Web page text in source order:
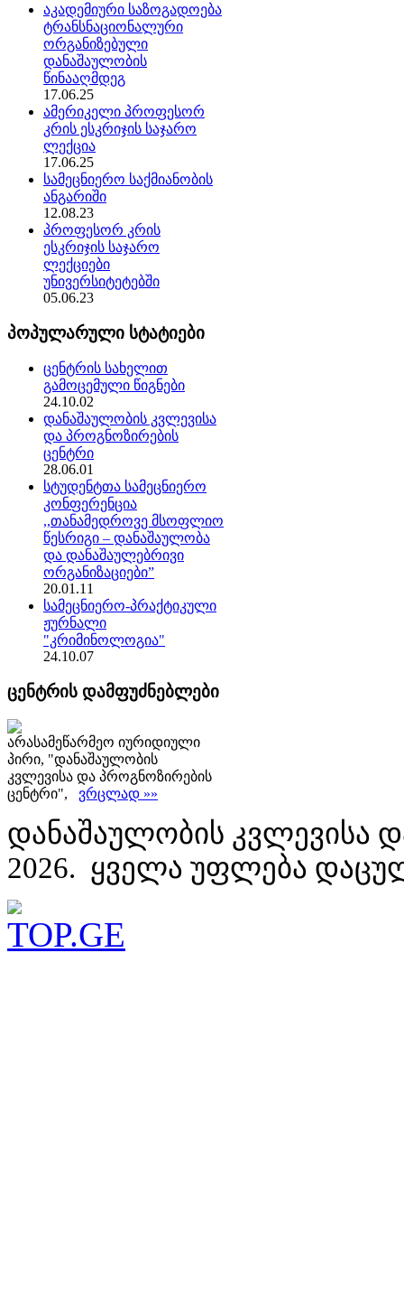
აკადემიური საზოგადოება
ტრანსნაციონალური
ორგანიზებული
დანაშაულობის
წინააღმდეგ
17.06.25
ამერიკელი პროფესორ
კრის ესკრიჯის საჯარო
ლექცია
17.06.25
სამეცნიერო საქმიანობის
ანგარიში
12.08.23
პროფესორ კრის
ესკრიჯის საჯარო
ლექციები
უნივერსიტეტებში
05.06.23
პოპულარული სტატიები
ცენტრის სახელით
გამოცემული წიგნები
24.10.02
დანაშაულობის კვლევისა
და პროგნოზირების
ცენტრი
28.06.01
სტუდენტთა სამეცნიერო
კონფერენცია
,,თანამედროვე მსოფლიო
წესრიგი – დანაშაულობა
და დანაშაულებრივი
ორგანიზაციები”
20.01.11
სამეცნიერო-პრაქტიკული
ჟურნალი
"კრიმინოლოგია"
24.10.07
ცენტრის დამფუძნებლები
არასამეწარმეო იურიდიული
პირი, "დანაშაულობის
კვლევისა და პროგნოზირების
ცენტრი", ვრცლად »»
დანაშაულობის კვლევისა
2026. ყველა უფლება